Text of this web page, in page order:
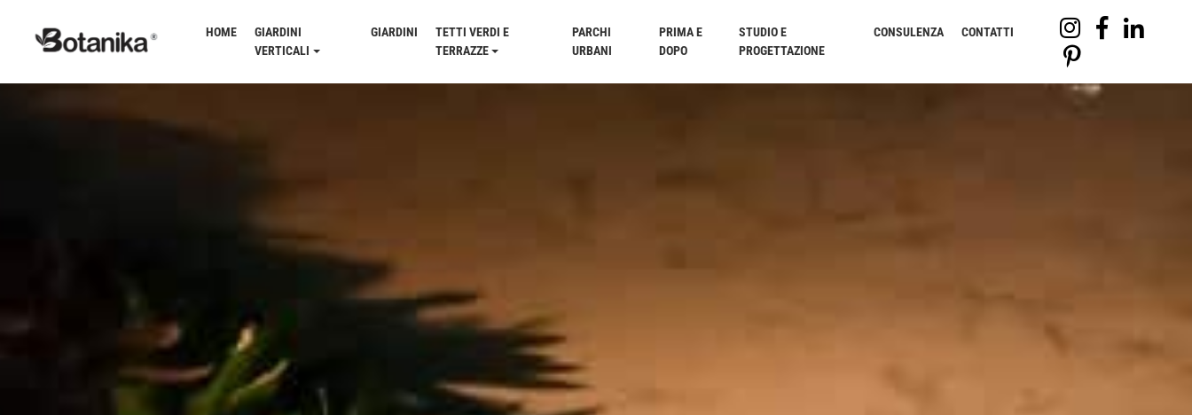
HOME
GIARDINI
VERTICALI
GIARDINI
TETTI VERDI E
TERRAZZE
PARCHI
URBANI
PRIMA E
DOPO
STUDIO E
PROGETTAZIONE
CONSULENZA CONTATTI